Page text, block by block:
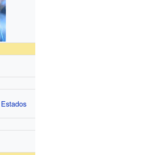
Estados